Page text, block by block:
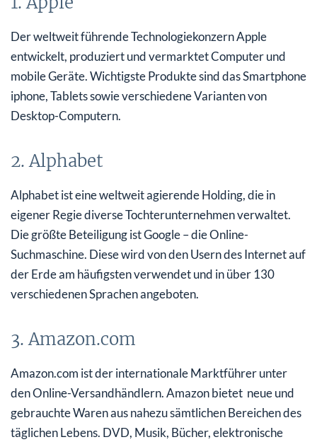
Der weltweit führende Technologiekonzern Apple
entwickelt, produziert und vermarktet Computer und
mobile Geräte. Wichtigste Produkte sind das Smartphone
iphone, Tablets sowie verschiedene Varianten von
Desktop-Computern.
2. Alphabet
Alphabet ist eine weltweit agierende Holding, die in
eigener Regie diverse Tochterunternehmen verwaltet.
Die größte Beteiligung ist Google – die Online-
Suchmaschine. Diese wird von den Usern des Internet auf
der Erde am häufigsten verwendet und in über 130
verschiedenen Sprachen angeboten.
3. Amazon.com
Amazon.com ist der internationale Marktführer unter
den Online-Versandhändlern. Amazon bietet neue und
gebrauchte Waren aus nahezu sämtlichen Bereichen des
täglichen Lebens. DVD, Musik, Bücher, elektronische